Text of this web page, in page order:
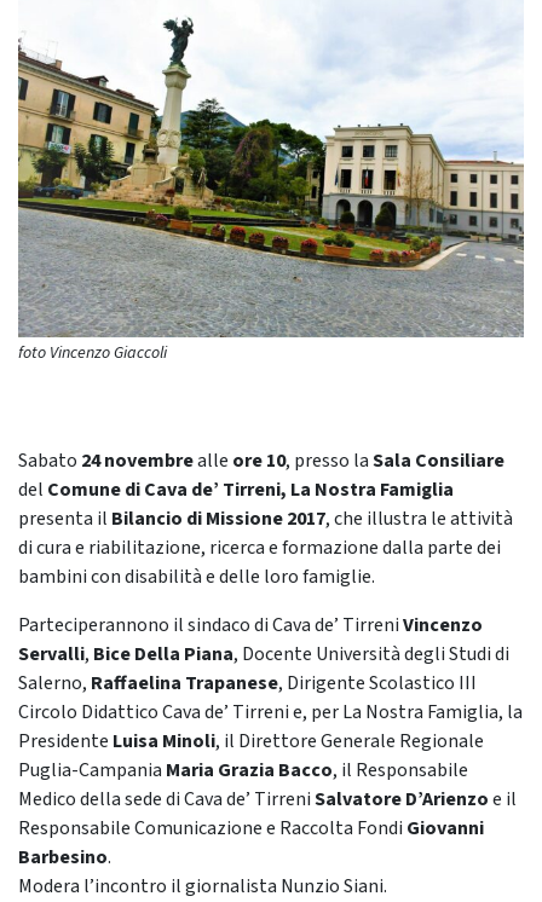
foto Vincenzo Giaccoli
Sabato 24 novembrealle ore 10, presso laSala Consiliare
del Comune di Cava de’ Tirreni, La Nostra Famiglia
presenta il Bilancio di Missione 2017, che illustra le attività
di cura e riabilitazione, ricerca e formazione dalla parte dei
bambini con disabilità e delle loro famiglie.
Parteciperannono il sindaco di Cava de’ TirreniVincenzo
Servalli, Bice Della Piana, Docente Università degli Studi di
Salerno, Raffaelina Trapanese, Dirigente Scolastico III
Circolo Didattico Cava de’ Tirreni e, per La Nostra Famiglia, la
Presidente Luisa Minoli, il Direttore Generale Regionale
Puglia-Campania Maria Grazia Bacco, il Responsabile
Medico della sede di Cava de’ TirreniSalvatore D’Arienzoe il
Responsabile Comunicazione e Raccolta Fondi Giovanni
Barbesino.
Modera l’incontro il giornalista Nunzio Siani.